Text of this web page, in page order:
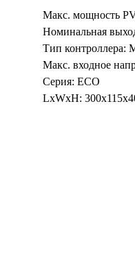
Макс. мощность
Номинальная
Тип контроллера:
Макс. входное
Серия: ECO
LxWxH: